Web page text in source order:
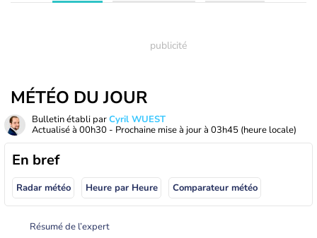
MÉTÉO DU JOUR
Bulletin établi parCyril WUEST
Actualisé à 00h30 - Prochaine mise à jour à 03h45 (heure locale)
En bref
Radar météo Heure par Heure Comparateur météo
Résumé de l’expert